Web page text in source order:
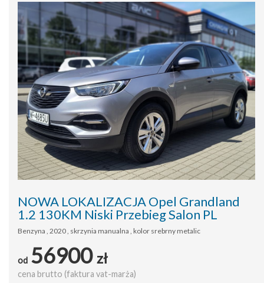
NOWA LOKALIZACJA Opel Grandland
1.2 130KM Niski Przebieg Salon PL
Benzyna , 2020 , skrzynia manualna , kolor srebrny metalic
od 56900 zł
cena brutto (faktura vat-marża)